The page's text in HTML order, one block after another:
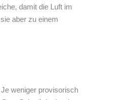
damit die Luft im
aber zu einem
weniger provisorisch